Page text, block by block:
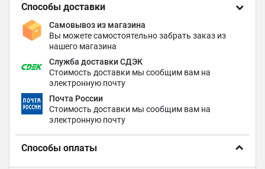
Способы доставки
Самовывоз из магазина
Вы можете самостоятельно забрать заказ из
нашего магазина
Служба доставки СДЭК
Стоимость доставки мы сообщим вам на
электронную почту
Почта России
Стоимость доставки мы сообщим вам на
электронную почту
Способы оплаты